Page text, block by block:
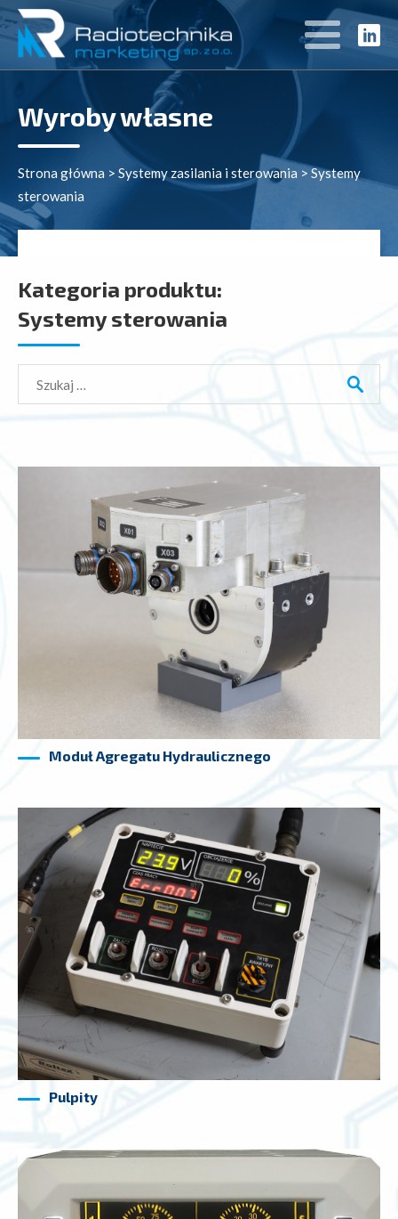
Wyroby własne
Strona główna > Systemy zasilania i sterowania > Systemy
sterowania
Kategoria produktu:
Systemy sterowania
Moduł Agregatu Hydraulicznego
Pulpity